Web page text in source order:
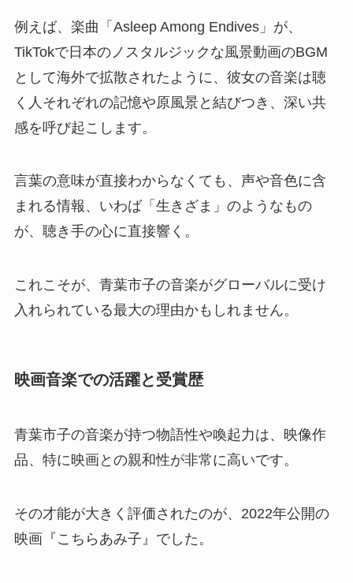
例えば、楽曲「Asleep Among Endives」が、
TikTokで日本のノスタルジックな風景動画のBGM
として海外で拡散されたように、彼女の音楽は聴
く人それぞれの記憶や原風景と結びつき、深い共
感を呼び起こします。
言葉の意味が直接わからなくても、声や音色に含
まれる情報、いわば「生きざま」のようなもの
が、聴き手の心に直接響く。
これこそが、青葉市子の音楽がグローバルに受け
入れられている最大の理由かもしれません。
映画音楽での活躍と受賞歴
青葉市子の音楽が持つ物語性や喚起力は、映像作
品、特に映画との親和性が非常に高いです。
その才能が大きく評価されたのが、2022年公開の
映画『こちらあみ子』でした。